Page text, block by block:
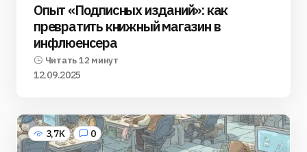
Опыт «Подписных изданий»: как
превратить книжный магазин в
инфлюенсера
Читать 12 минут
12.09.2025
3,7K 0